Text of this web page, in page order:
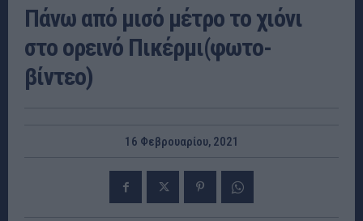
Πάνω από μισό μέτρο το χιόνι
στο ορεινό Πικέρμι(φωτο-
βίντεο)
16 Φεβρουαρίου, 2021